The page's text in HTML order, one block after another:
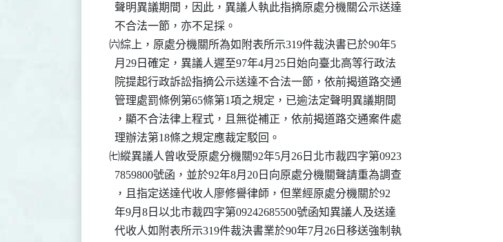
    聲明異議期間，因此，異議人執此指摘原處分機關公示送達
    不合法一節，亦不足採。
  ㈥綜上，原處分機關所為如附表所示319件裁決書已於90年5
    月29日確定，異議人遲至97年4月25日始向臺北高等行政法
    院提起行政訴訟指摘公示送達不合法一節，依前揭道路交通
    管理處罰條例第65條第1項之規定，已逾法定聲明異議期間
    ，顯不合法律上程式，且無從補正，依前揭道路交通案件處
    理辦法第18條之規定應裁定駁回。
  ㈦縱異議人曾收受原處分機關92年5月26日北市裁四字第0923
    7859800號函，並於92年8月20日向原處分機關聲請重為調查
    ，且指定送達代收人廖修譽律師，但業經原處分機關於92
    年9月8日以北市裁四字第09242685500號函知異議人及送達
    代收人如附表所示319件裁決書業於90年7月26日移送強制執